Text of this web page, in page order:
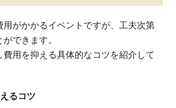
用がかかるイベントですが、工夫次第
できます。
費用を抑える具体的なコツを紹介して
るコツ